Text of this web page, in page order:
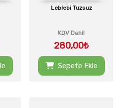
Leblebi Tuzsuz
KDV Dahil
280,00₺
Sepete Ekle